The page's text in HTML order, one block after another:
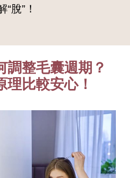
脫”！
調整毛囊週期？
理比較安心！